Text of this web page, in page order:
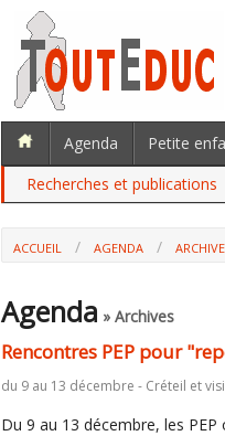
Agenda Petite
Recherches et publications
ACCUEIL AGENDA
Agenda » Archives
Rencontres PEP pour
du 9 au 13 décembre - Créteil et
Du 9 au 13 décembre, les